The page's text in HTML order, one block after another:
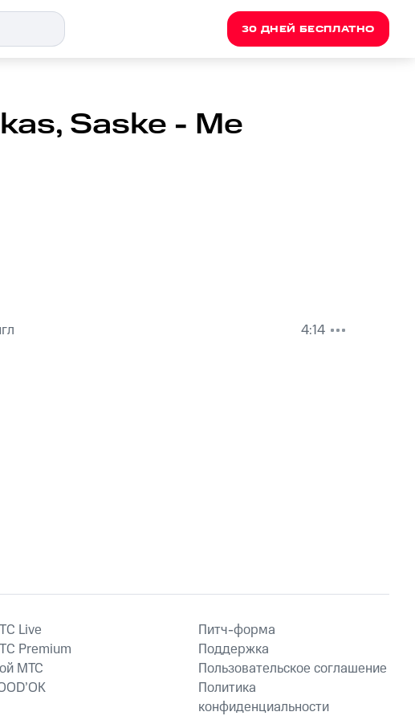
30 ДНЕЙ БЕСПЛАТНО
Saske - Me
4:14
Live
Premium
МТС
Питч-форма
Поддержка
Пользовательское соглашение
Политика
конфиденциальности